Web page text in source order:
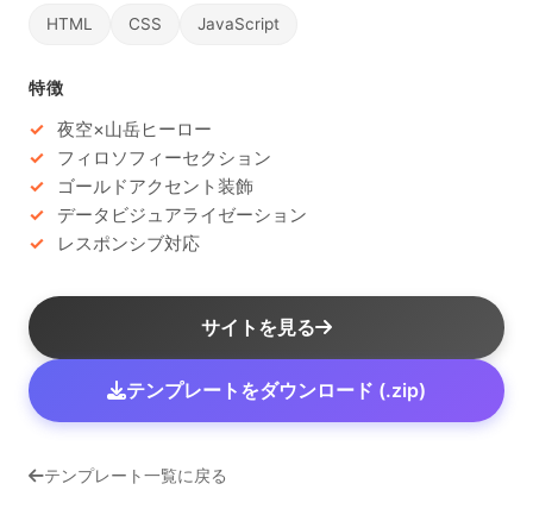
HTML CSS JavaScript
特徴
夜空×山岳ヒーロー
フィロソフィーセクション
ゴールドアクセント装飾
データビジュアライゼーション
レスポンシブ対応
サイトを見る
テンプレートをダウンロード (.zip)
テンプレート一覧に戻る